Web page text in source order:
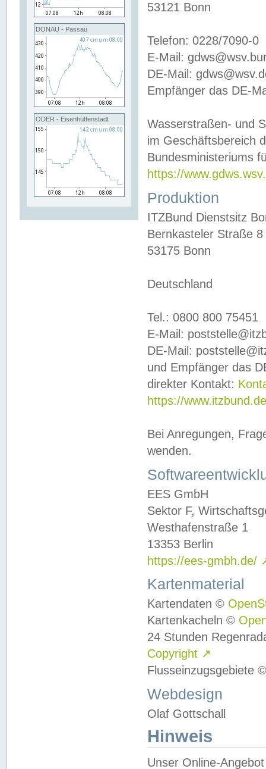
DONAU - Passau
ODER - Eisenhüttenstadt
53121 Bonn
Telefon: 0228/7090-0
E-Mail:
DE-Mail:
Empfänger das DE-
Wasserstraßen- und
im Geschäftsbereich
Bundesministeriums
https://
Produktion
ITZBund Dienstsitz
Bernkasteler Straße 8
53175 Bonn
Deutschland
Tel.: 0800 800 75451
E-Mail:
DE-Mail:
und Empfänger das
direkter Kontakt:
https://
Bei Anregungen,
wenden.
EES GmbH
Sektor F,
Westhafenstraße 1
13353 Berlin
https://ees-gmbh.de/
Kartenmaterial
Kartendaten ©
Kartenkacheln ©
24 Stunden
Copyright ↗
Flusseinzugsgebiete
Webdesign
Olaf Gottschall
Hinweis
Unser Online-